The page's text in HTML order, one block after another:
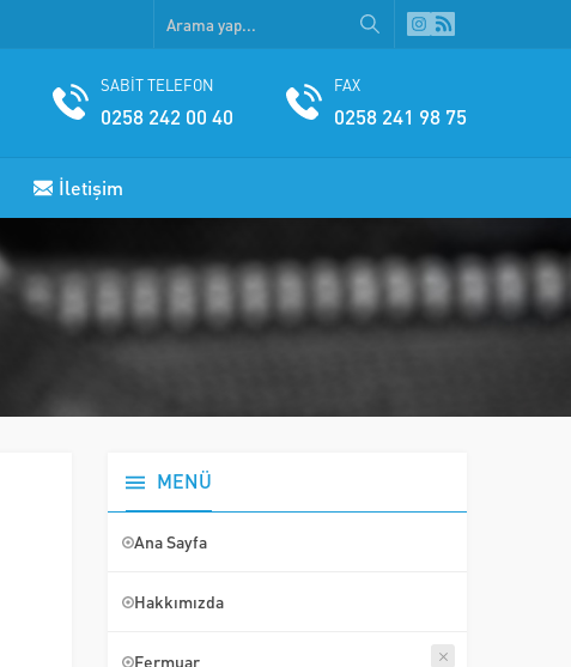
SABİT TELEFON
0258 242 00 40
FAX
0258 241 98 75
İletişim
MENÜ
Ana Sayfa
Hakkımızda
Fermuar